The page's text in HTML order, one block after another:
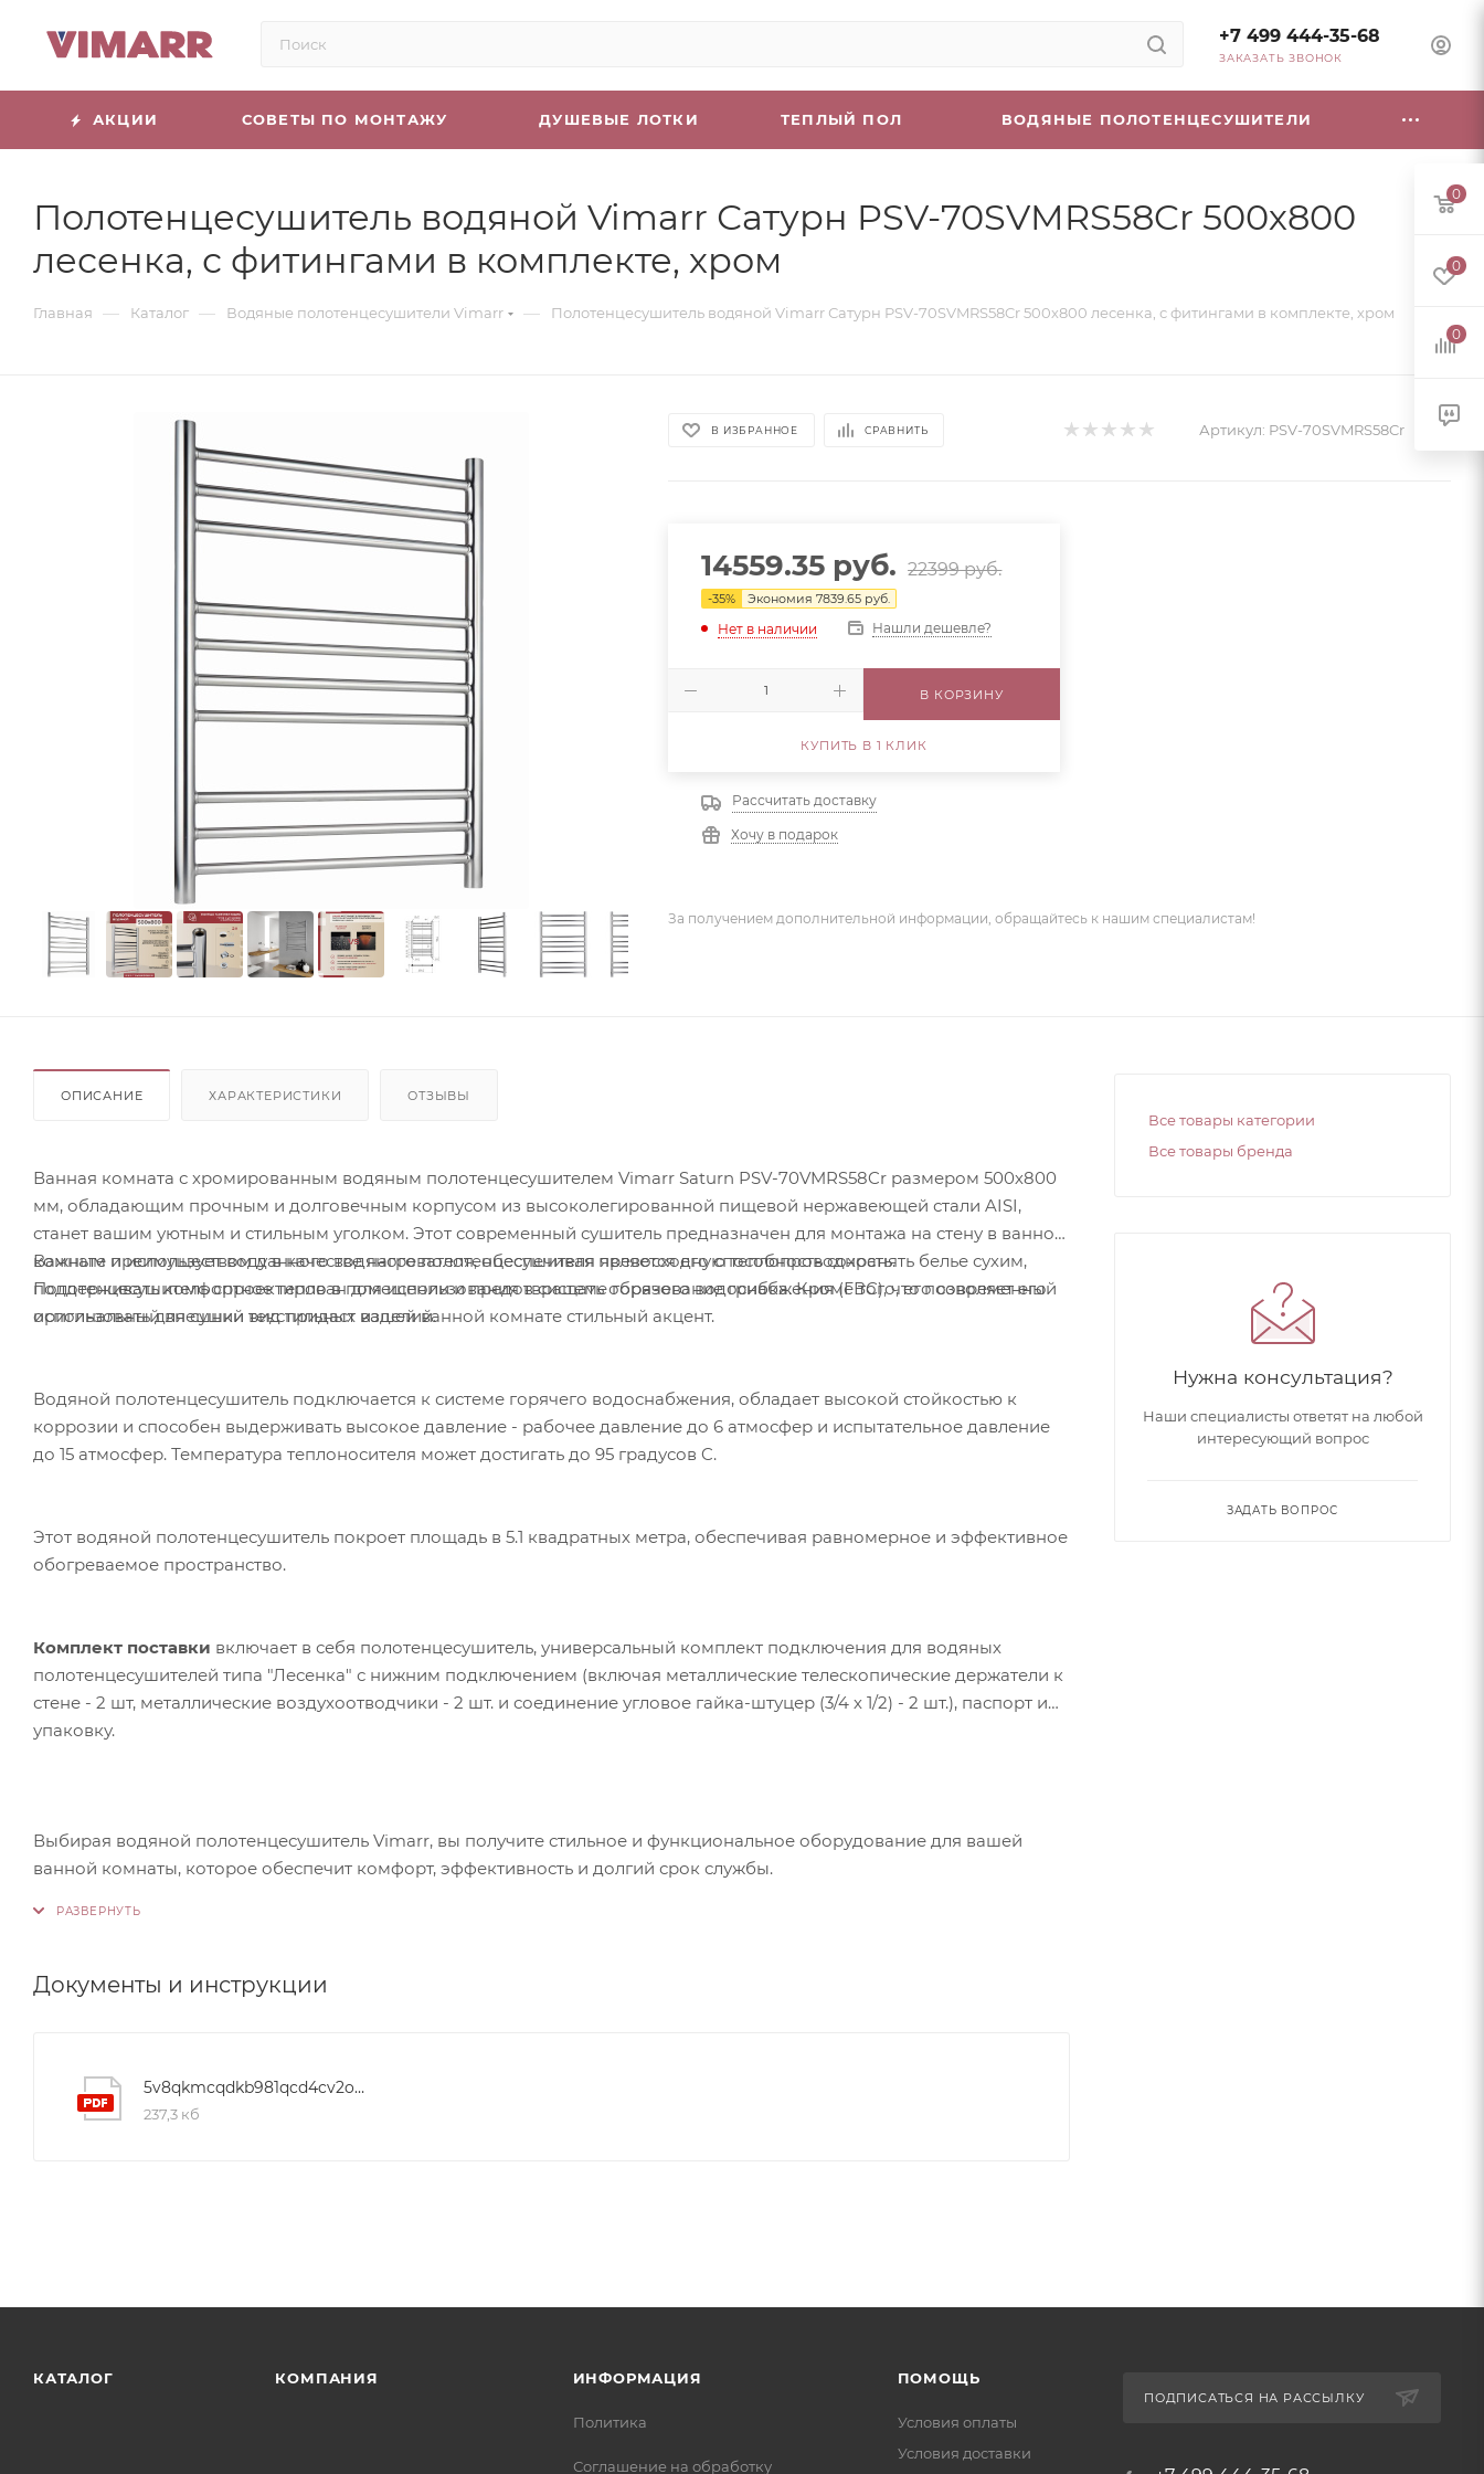
+7 499 444-35-68
ЗАКАЗАТЬ ЗВОНОК
АКЦИИ СОВЕТЫ ПО МОНТАЖУ ДУШЕВЫЕ ЛОТКИ ТЕПЛЫЙ ПОЛ ВОДЯНЫЕ ПОЛОТЕНЦЕСУШИТЕЛИ
Полотенцесушитель водяной Vimarr Сатурн PSV-70SVMRS58Cr 500х800
лесенка, с фитингами в комплекте, хром
Главная — Каталог — Водяные полотенцесушители Vimarr — Полотенцесушитель водяной Vimarr Сатурн PSV-70SVMRS58Cr 500х800 лесенка, с фитингами в комплекте, хром
В ИЗБРАННОЕ СРАВНИТЬ Артикул: PSV-70SVMRS58Cr
14559.35 руб. 22399руб.
-35% Экономия7839.65 руб.
Нет в наличии Нашли дешевле?
В КОРЗИНУ
КУПИТЬ В 1 КЛИК
Рассчитать доставку
Хочу в подарок
За получением дополнительной информации, обращайтесь к нашим специалистам!
ОПИСАНИЕ ХАРАКТЕРИСТИКИ ОТЗЫВЫ
Ванная комната с хромированным водяным полотенцесушителем Vimarr Saturn PSV-70VMRS58Cr размером 500х800
мм, обладающим прочным и долговечным корпусом из высоколегированной пищевой нержавеющей стали AISI,
станет вашим уютным и стильным уголком. Этот современный сушитель предназначен для монтажа на стену в ванной
комнате и использует воду в качестве нагревателя, обеспечивая превосходную теплопроводность.
Полотенцесушитель спроектирован для использования в системе горячего водоснабжения (ГВС), что позволяет его
использовать для сушки текстильных изделий.
Важным преимуществом данного водяного полотенцесушителя является его способность сохранять белье сухим,
поддерживать комфортное тепло в помещении и предотвращать образование грибка. Кроме того, его современный
оригинальный внешний вид придаст вашей ванной комнате стильный акцент.
Водяной полотенцесушитель подключается к системе горячего водоснабжения, обладает высокой стойкостью к
коррозии и способен выдерживать высокое давление - рабочее давление до 6 атмосфер и испытательное давление
до 15 атмосфер. Температура теплоносителя может достигать до 95 градусов C.
Этот водяной полотенцесушитель покроет площадь в 5.1 квадратных метра, обеспечивая равномерное и эффективное
обогреваемое пространство.
Комплект поставки включает в себя полотенцесушитель, универсальный комплект подключения для водяных
полотенцесушителей типа "Лесенка" с нижним подключением (включая металлические телескопические держатели к
стене - 2 шт, металлические воздухоотводчики - 2 шт. и соединение угловое гайка-штуцер (3/4 х 1/2) - 2 шт.), паспорт и
упаковку.
Выбирая водяной полотенцесушитель Vimarr, вы получите стильное и функциональное оборудование для вашей
ванной комнаты, которое обеспечит комфорт, эффективность и долгий срок службы.
Документы и инструкции
5v8qkmcqdkb981qcd4cv2on3udqgjust
237,3 кб
Все товары категории
Все товары бренда
Нужна консультация?
Наши специалисты ответят на любой
интересующий вопрос
ЗАДАТЬ ВОПРОС
КАТАЛОГ КОМПАНИЯ ИНФОРМАЦИЯ
Политика
Соглашение на обработку
ПОМОЩЬ
Условия оплаты
Условия доставки
ПОДПИСАТЬСЯ НА РАССЫЛКУ
0
0
0